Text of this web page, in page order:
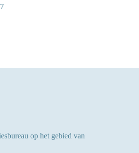
op het gebied van